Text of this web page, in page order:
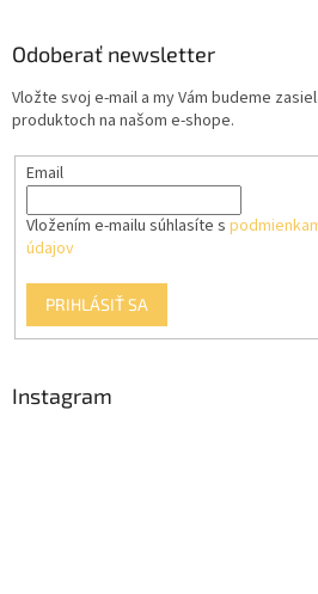
r
v
y
p
Odoberať newsletter
Vložte svoj e-mail a my Vám budeme
produktoch na našom e-shope.
Email
Vložením e-mailu súhlasíte s
údajov
PRIHLÁSIŤ SA
Instagram